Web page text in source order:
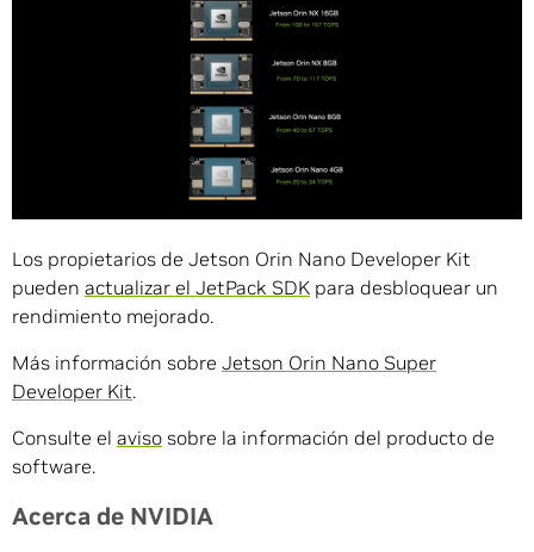
Los propietarios de Jetson Orin Nano Developer Kit
pueden actualizar el JetPack SDK para desbloquear un
rendimiento mejorado.
Más información sobre Jetson Orin Nano Super
Developer Kit.
Consulte el aviso sobre la información del producto de
software.
Acerca de NVIDIA